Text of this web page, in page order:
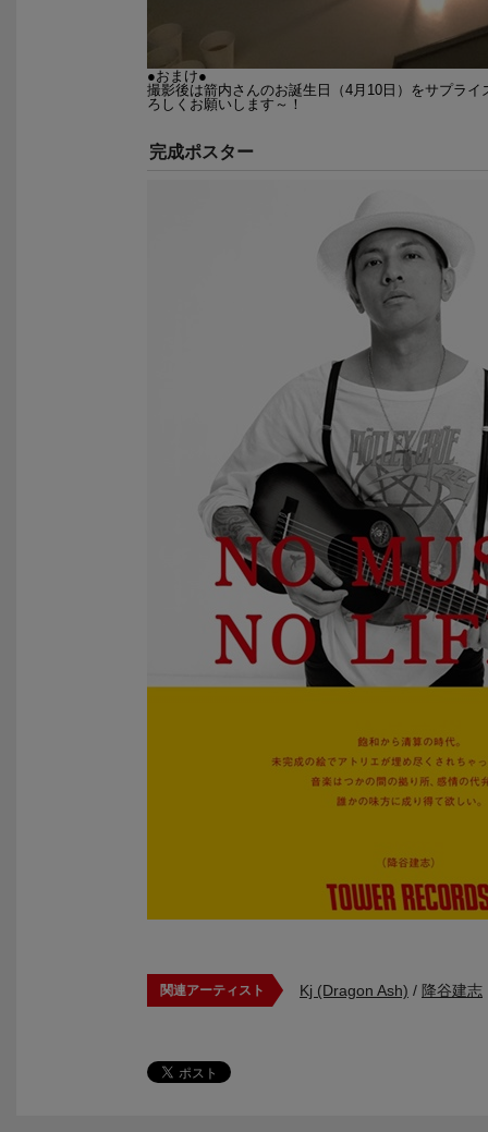
●おまけ●
撮影後は箭内さんのお誕生日（4月10日）をサプラ
ろしくお願いします～！
完成ポスター
関連アーティスト Kj (Dragon Ash) / 降谷建志